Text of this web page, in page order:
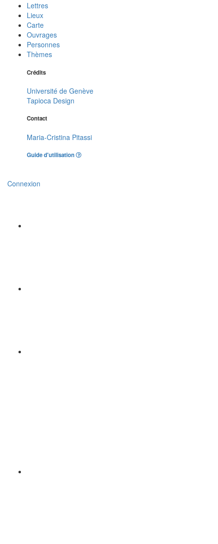
Lettres
Lieux
Carte
Ouvrages
Personnes
Thèmes
Crédits
Université de Genève
Tapioca Design
Contact
Maria-Cristina Pitassi
Guide d'utilisation
Connexion